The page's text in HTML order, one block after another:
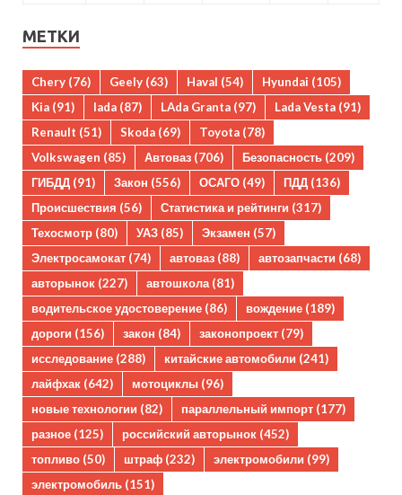
МЕТКИ
Chery (76) Geely (63) Haval (54) Hyundai (105)
Kia (91) lada (87) LAda Granta (97) Lada Vesta (91)
Renault (51) Skoda (69) Toyota (78)
Volkswagen (85) Автоваз (706) Безопасность (209)
ГИБДД (91) Закон (556) ОСАГО (49) ПДД (136)
Происшествия (56) Статистика и рейтинги (317)
Техосмотр (80) УАЗ (85) Экзамен (57)
Электросамокат (74) автоваз (88) автозапчасти (68)
авторынок (227) автошкола(81)
водительское удостоверение (86) вождение (189)
дороги (156) закон (84) законопроект (79)
исследование (288) китайские автомобили (241)
лайфхак (642) мотоциклы (96)
новые технологии (82) параллельный импорт (177)
разное (125) российский авторынок (452)
топливо (50) штраф (232) электромобили (99)
электромобиль (151)